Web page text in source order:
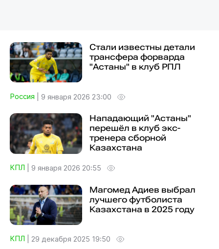
Стали известны детали
трансфера форварда
"Астаны" в клуб РПЛ
Россия 9 января 2026 23:00
Нападающий "Астаны"
перешёл в клуб экс-
тренера сборной
Казахстана
КПЛ 9 января 2026 20:55
Магомед Адиев выбрал
лучшего футболиста
Казахстана в 2025 году
КПЛ 29 декабря 2025 19:50